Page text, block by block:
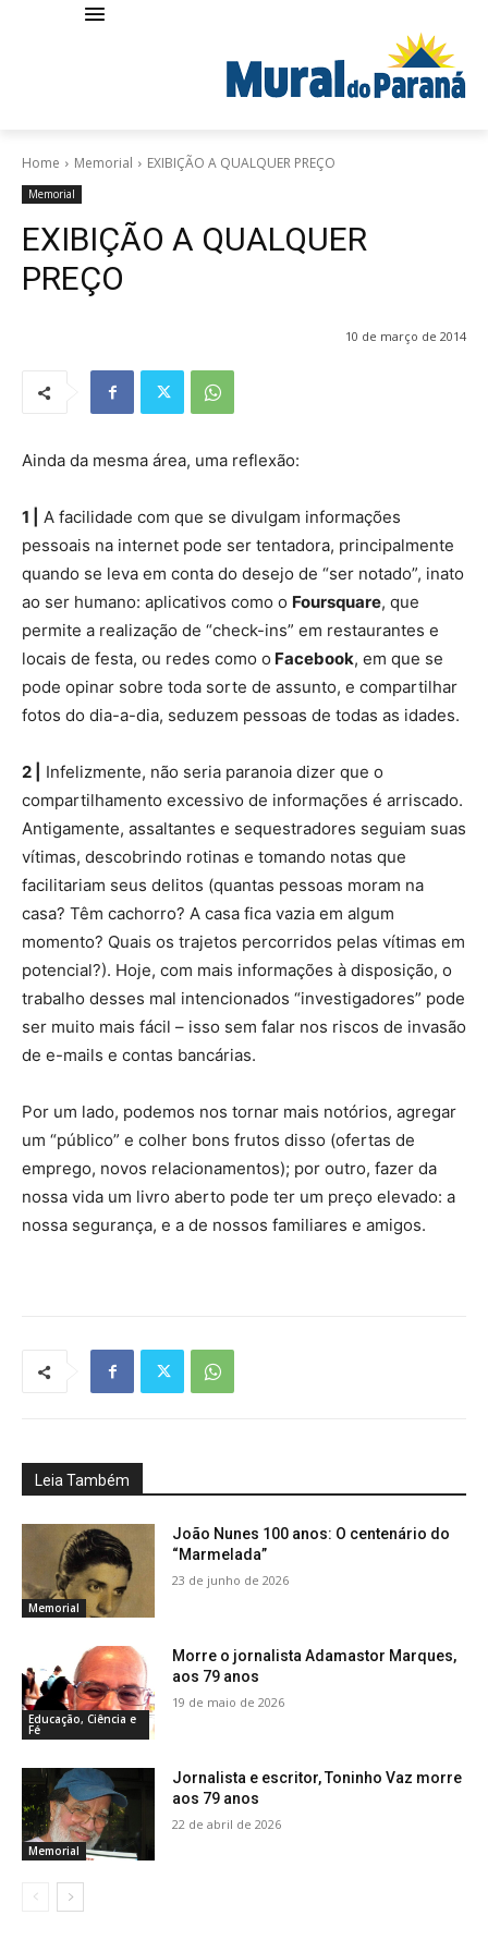
Home Memorial EXIBIÇÃO A QUALQUER PREÇO
Memorial
EXIBIÇÃO A QUALQUER
PREÇO
10 de março de 2014
Ainda da mesma área, uma reflexão:
1 |
A facilidade com que se divulgam informações
pessoais na internet pode ser tentadora, principalmente
quando se leva em conta do desejo de “ser notado”, inato
ao ser humano: aplicativos como o Foursquare, que
permite a realização de “check-ins” em restaurantes e
locais de festa, ou redes como o Facebook, em que se
pode opinar sobre toda sorte de assunto, e compartilhar
fotos do dia-a-dia, seduzem pessoas de todas as idades.
2 |
Infelizmente, não seria paranoia dizer que o
compartilhamento excessivo de informações é arriscado.
Antigamente, assaltantes e sequestradores seguiam suas
vítimas, descobrindo rotinas e tomando notas que
facilitariam seus delitos (quantas pessoas moram na
casa? Têm cachorro? A casa fica vazia em algum
momento? Quais os trajetos percorridos pelas vítimas em
potencial?). Hoje, com mais informações à disposição, o
trabalho desses mal intencionados “investigadores” pode
ser muito mais fácil – isso sem falar nos riscos de invasão
de e-mails e contas bancárias.
Por um lado, podemos nos tornar mais notórios, agregar
um “público” e colher bons frutos disso (ofertas de
emprego, novos relacionamentos); por outro, fazer da
nossa vida um livro aberto pode ter um preço elevado: a
nossa segurança, e a de nossos familiares e amigos.
Leia Também
Memorial
João Nunes 100 anos: O centenário do
“Marmelada”
23 de junho de 2026
Educação, Ciência e
Fé
Morre o jornalista Adamastor Marques,
aos 79 anos
19 de maio de 2026
Memorial
Jornalista e escritor, Toninho Vaz morre
aos 79 anos
22 de abril de 2026